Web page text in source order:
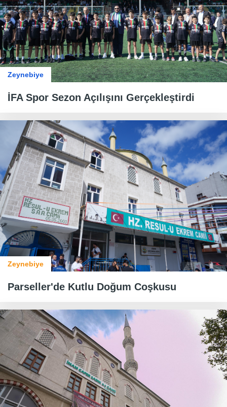
Zeynebiye
İFA Spor Sezon Açılışını Gerçekleştirdi
Zeynebiye
​​​​​​​Parseller'de Kutlu Doğum Coşkusu